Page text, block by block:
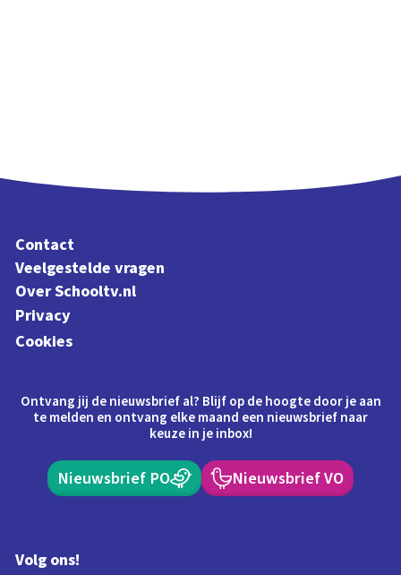
Contact
Veelgestelde vragen
Over Schooltv.nl
Privacy
Cookies
Ontvang jij de nieuwsbrief al? Blijf op de hoogte door je aan
te melden en ontvang elke maand een nieuwsbrief naar
keuze in je inbox!
Nieuwsbrief PO Nieuwsbrief VO
Volg ons!